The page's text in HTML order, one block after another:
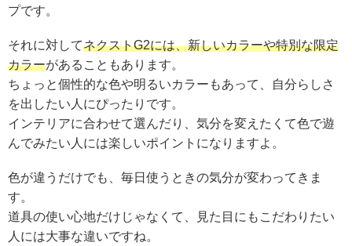
プです。
それに対してネクストG2には、新しいカラーや特別な限定
カラーがあることもあります。
ちょっと個性的な色や明るいカラーもあって、自分らしさ
を出したい人にぴったりです。
インテリアに合わせて選んだり、気分を変えたくて色で遊
んでみたい人には楽しいポイントになりますよ。
色が違うだけでも、毎日使うときの気分が変わってきま
す。
道具の使い心地だけじゃなくて、見た目にもこだわりたい
人には大事な違いですね。